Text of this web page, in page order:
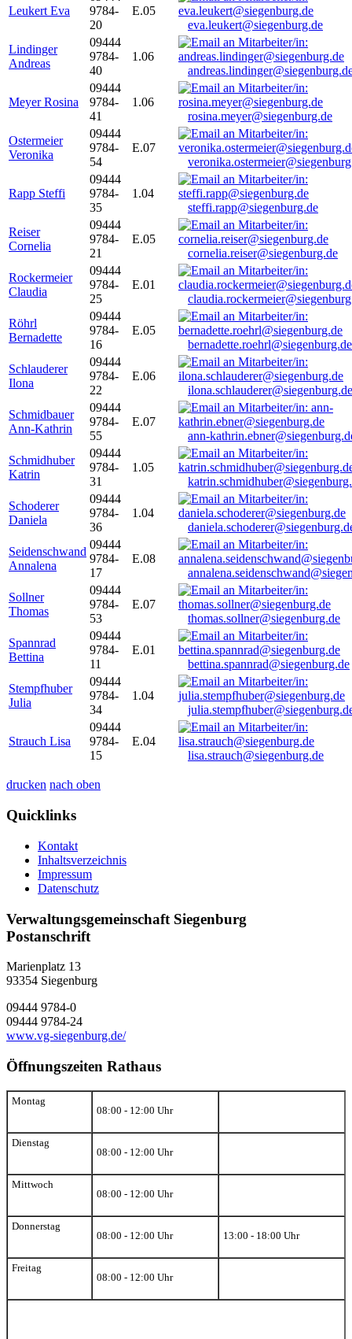
Leukert Eva
9784-
20
E.05
eva.leukert@siegenburg.de
Lindinger
Andreas
09444
9784-
40
1.06
Meyer Rosina
09444
9784-
41
1.06
rosina.meyer@siegenburg.de
Ostermeier
Veronika
09444
9784-
54
E.07
Rapp Steffi
09444
9784-
35
1.04
steffi.rapp@siegenburg.de
Reiser
Cornelia
09444
9784-
21
E.05
cornelia.reiser@siegenburg.de
Rockermeier
Claudia
09444
9784-
25
E.01
Röhrl
Bernadette
09444
9784-
16
E.05
bernadette.roehrl@siegenburg.de
Schlauderer
Ilona
09444
9784-
22
E.06
ilona.schlauderer@siegenburg.de
Schmidbauer
Ann-Kathrin
09444
9784-
55
E.07
ann-
Schmidhuber
Katrin
09444
9784-
31
1.05
Schoderer
Daniela
09444
9784-
36
1.04
Seidenschwand
Annalena
09444
9784-
17
E.08
Sollner
Thomas
09444
9784-
53
E.07
thomas.sollner@siegenburg.de
Spannrad
Bettina
09444
9784-
11
E.01
bettina.spannrad@siegenburg.de
Stempfhuber
Julia
09444
9784-
34
1.04
Strauch Lisa
09444
9784-
15
E.04
lisa.strauch@siegenburg.de
drucken nach oben
Quicklinks
Kontakt
Inhaltsverzeichnis
Impressum
Datenschutz
Verwaltungsgemeinschaft Siegenburg
Postanschrift
Marienplatz 13
93354 Siegenburg
09444 9784-0
09444 9784-24
www.vg-siegenburg.de/
Öffnungszeiten Rathaus
Montag
08:00 - 12:00 Uhr
Dienstag
08:00 - 12:00 Uhr
Mittwoch
08:00 - 12:00 Uhr
Donnerstag
08:00 - 12:00 Uhr
13:00 - 18:00 Uhr
Freitag
08:00 - 12:00 Uhr